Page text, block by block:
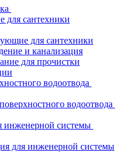
для сантехники
для сантехники
и канализация
для прочистки
водоотвода
водоотвода
инженерной системы
для инженерной системы